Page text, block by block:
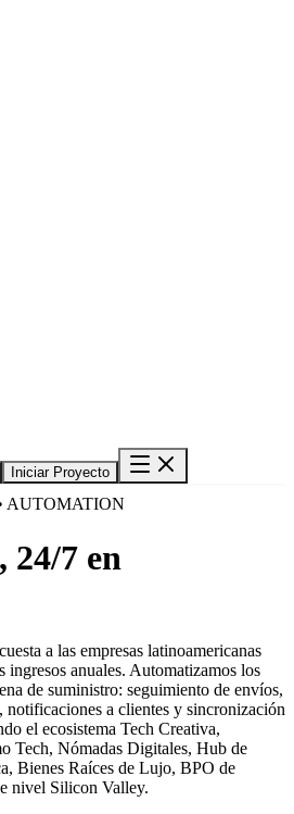
Iniciar Proyecto
AUTOMATION
24/7 en
a las empresas latinoamericanas
ingresos anuales. Automatizamos los
de suministro: seguimiento de envíos,
notificaciones a clientes y sincronización
el ecosistema Tech Creativa,
Tech, Nómadas Digitales, Hub de
Bienes Raíces de Lujo, BPO de
nivel Silicon Valley.